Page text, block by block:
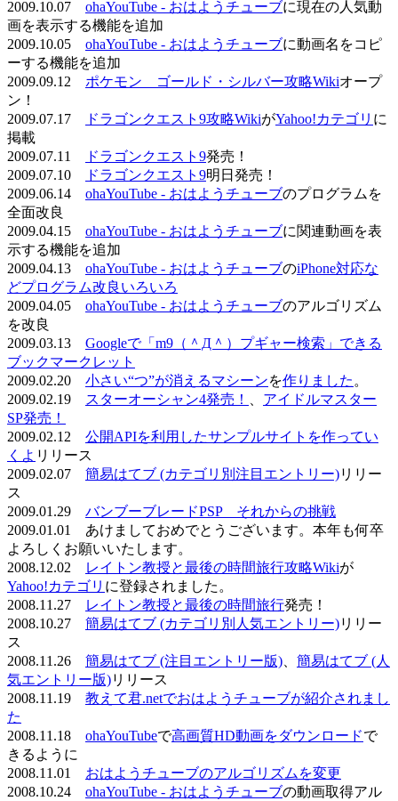
2009.10.07 ohaYouTube - おはようチューブに現在の人気動
画を表示する機能を追加
2009.10.05 ohaYouTube - おはようチューブに動画名をコピ
ーする機能を追加
2009.09.12 ポケモン ゴールド・シルバー攻略Wikiオープ
ン！
2009.07.17
ドラゴンクエスト9攻略WikiがYahoo!カテゴリ に
掲載
2009.07.11
ドラゴンクエスト9発売！
2009.07.10
ドラゴンクエスト9明日発売！
2009.06.14 ohaYouTube - おはようチューブのプログラムを
全面改良
2009.04.15 ohaYouTube - おはようチューブに関連動画を表
示する機能を追加
2009.04.13 ohaYouTube - おはようチューブのiPhone対応な
どプログラム改良いろいろ
2009.04.05 ohaYouTube - おはようチューブのアルゴリズム
を改良
2009.03.13 Googleで「m9（＾Д＾）プギャー検索」できる
ブックマークレット
2009.02.20 小さい“つ”が消えるマシーンを作りました 。
2009.02.19
スターオーシャン4発売！
アイドルマスター
SP発売！
2009.02.12 公開APIを利用したサンプルサイトを作ってい
くよ リリース
2009.02.07 簡易はてブ (カテゴリ別注目エントリー)リリー
ス
2009.01.29 バンブーブレードPSP それからの挑戦
2009.01.01 あけましておめでとうございます。本年も何卒
よろしくお願いいたします。
2008.12.02
レイトン教授と最後の時間旅行攻略Wikiが
Yahoo!カテゴリ に登録されました。
2008.11.27
レイトン教授と最後の時間旅行発売！
2008.10.27 簡易はてブ (カテゴリ別人気エントリー)リリー
ス
2008.11.26 簡易はてブ (注目エントリー版)
簡易はてブ (人
気エントリー版)リリース
2008.11.19 教えて君.netでおはようチューブが紹介されまし
た
2008.11.18 ohaYouTubeで高画質HD動画をダウンロードで
きるように
2008.11.01 おはようチューブのアルゴリズムを変更
2008.10.24 ohaYouTube - おはようチューブの動画取得アル